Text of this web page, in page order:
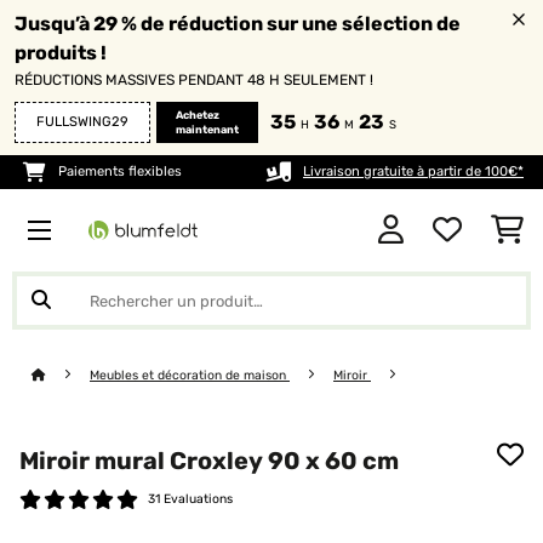
Jusqu’à 29 % de réduction sur une sélection de
produits !
RÉDUCTIONS MASSIVES PENDANT 48 H SEULEMENT !
FULLSWING29
Achetez
maintenant
35 H 36 M 22 S
Paiements flexibles Livraison gratuite à partir de 100€*
Meubles et décoration de maison Miroir
Miroir mural Croxley 90 x 60 cm
31 Evaluations